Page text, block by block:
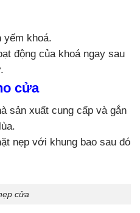
yếm khoá.
động của khoá ngay sau
cửa
sản xuất cung cấp và gắn
nẹp với khung bao sau đó
cửa